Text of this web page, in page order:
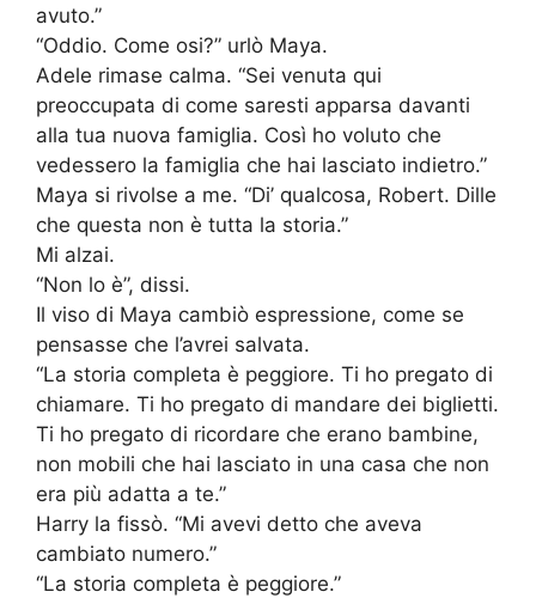
avuto.”
“Oddio. Come osi?” urlò Maya.
Adele rimase calma. “Sei venuta qui
preoccupata di come saresti apparsa davanti
alla tua nuova famiglia. Così ho voluto che
vedessero la famiglia che hai lasciato indietro.”
Maya si rivolse a me. “Di’ qualcosa, Robert. Dille
che questa non è tutta la storia.”
Mi alzai.
“Non lo è”, dissi.
Il viso di Maya cambiò espressione, come se
pensasse che l’avrei salvata.
“La storia completa è peggiore. Ti ho pregato di
chiamare. Ti ho pregato di mandare dei biglietti.
Ti ho pregato di ricordare che erano bambine,
non mobili che hai lasciato in una casa che non
era più adatta a te.”
Harry la fissò. “Mi avevi detto che aveva
cambiato numero.”
“La storia completa è peggiore.”